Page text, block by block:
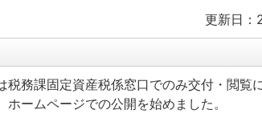
更新日：
務課固定資産税係窓口でのみ交付・閲覧
ームページでの公開を始めました。